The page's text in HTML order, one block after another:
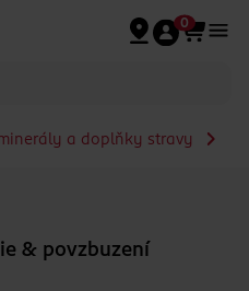
0
a doplňky stravy
& povzbuzení